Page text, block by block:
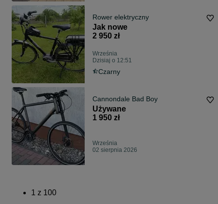
Rower elektryczny
Jak nowe
2 950 zł
Września
Dzisiaj o 12:51
Czarny
Cannondale Bad Boy
Używane
1 950 zł
Września
02 sierpnia 2026
1 z 100